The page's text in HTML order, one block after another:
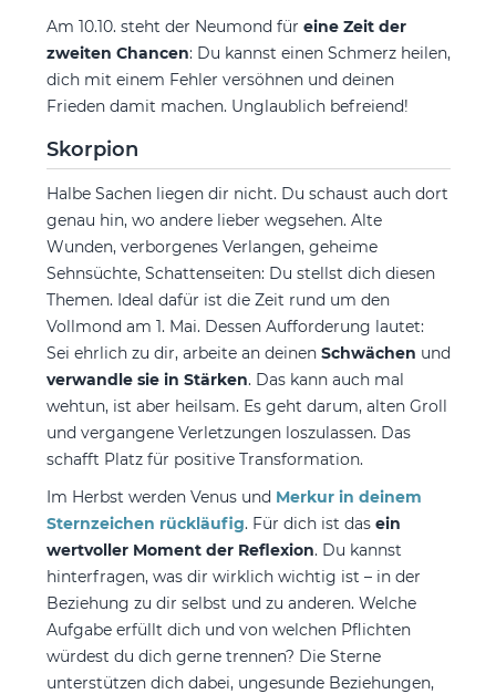
Am 10.10. steht der Neumond für eine Zeit der
zweiten Chancen: Du kannst einen Schmerz heilen,
dich mit einem Fehler versöhnen und deinen
Frieden damit machen. Unglaublich befreiend!
Skorpion
Halbe Sachen liegen dir nicht. Du schaust auch dort
genau hin, wo andere lieber wegsehen. Alte
Wunden, verborgenes Verlangen, geheime
Sehnsüchte, Schattenseiten: Du stellst dich diesen
Themen. Ideal dafür ist die Zeit rund um den
Vollmond am 1. Mai. Dessen Aufforderung lautet:
Sei ehrlich zu dir, arbeite an deinen Schwächen und
verwandle sie in Stärken. Das kann auch mal
wehtun, ist aber heilsam. Es geht darum, alten Groll
und vergangene Verletzungen loszulassen. Das
schafft Platz für positive Transformation.
Im Herbst werden Venus und Merkur in deinem
Sternzeichen rückläufig. Für dich ist das ein
wertvoller Moment der Reflexion. Du kannst
hinterfragen, was dir wirklich wichtig ist – in der
Beziehung zu dir selbst und zu anderen. Welche
Aufgabe erfüllt dich und von welchen Pflichten
würdest du dich gerne trennen? Die Sterne
unterstützen dich dabei, ungesunde Beziehungen,